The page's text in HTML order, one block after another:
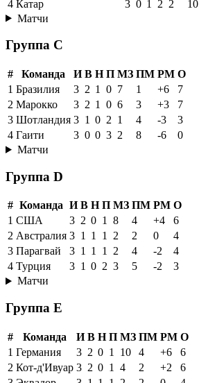
4 Катар 3 0 1 2 2 10
Матчи
Группа C
# Команда И В Н П МЗ ПМ РМ О
1 Бразилия 3 2 1 0 7 1 +6
7
2 Марокко 3 2 1 0 6 3 +3
7
3 Шотландия 3 1 0 2 1 4 -3
3
4 Гаити 3 0 0 3 2 8 -6
0
Матчи
Группа D
# Команда И В Н П МЗ ПМ РМ О
1 США 3 2 0 1 8 4 +4
6
2 Австралия 3 1 1 1 2 2 0
4
3 Парагвай 3 1 1 1 2 4 -2
4
4 Турция 3 1 0 2 3 5 -2
3
Матчи
Группа E
# Команда И В Н П МЗ ПМ РМ О
1 Германия 3 2 0 1 10 4 +6
6
2 Кот-д'Ивуар 3 2 0 1 4 2 +2
6